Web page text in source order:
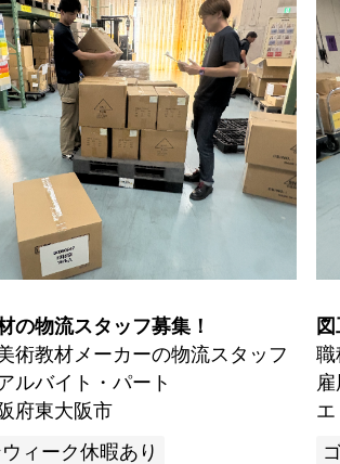
の物流スタッフ募集！
術教材メーカーの物流スタッフ
ルバイト・パート
府東大阪市
ィーク休暇あり
職